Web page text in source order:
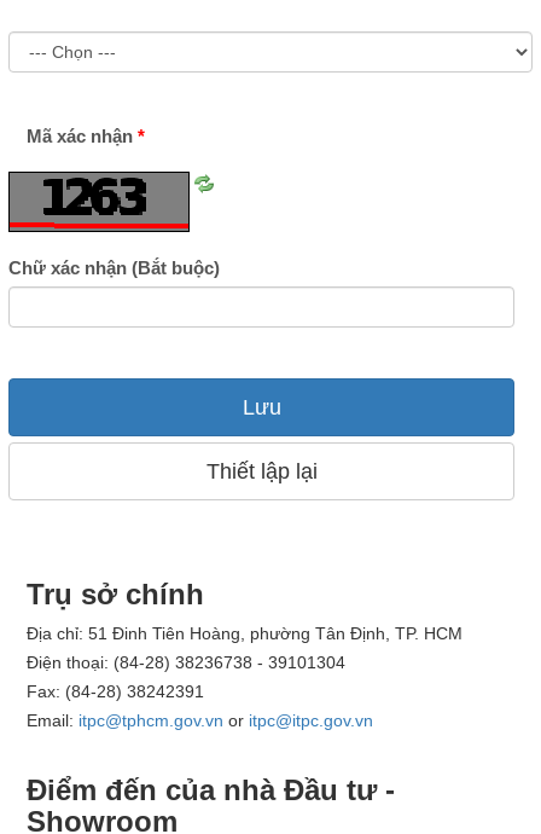
Mã xác nhận
số
Chữ xác nhận(Bắt buộc)
Lưu
Thiết lập lại
Trụ sở chính
Địa chỉ: 51 Đinh Tiên Hoàng, phường Tân Định, TP. HCM
Điện thoại: (84-28) 38236738 - 39101304
Fax: (84-28) 38242391
Email: itpc@tphcm.gov.vn or itpc@itpc.gov.vn
Điểm đến của nhà Đầu tư -
Showroom